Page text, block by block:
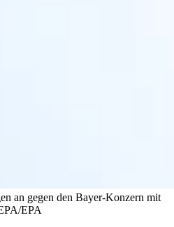
an gegen den Bayer-Konzern mit
EPA